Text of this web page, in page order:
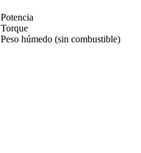
Potencia
Torque
Peso húmedo (sin combustible)